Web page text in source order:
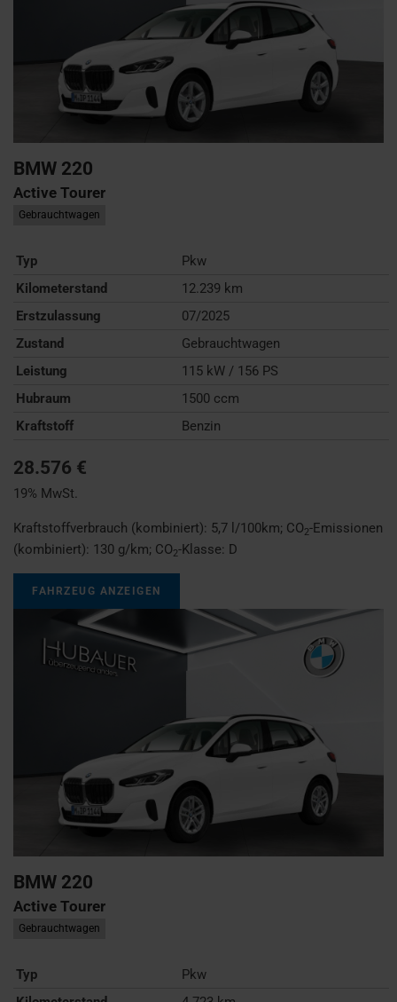
BMW 220
Active Tourer
Gebrauchtwagen
Typ
Pkw
Kilometerstand
12.239 km
Erstzulassung
07/2025
Zustand
Gebrauchtwagen
Leistung
115 kW / 156 PS
Hubraum
1500 ccm
Kraftstoff
Benzin
28.576 €
19% MwSt.
Kraftstoffverbrauch (kombiniert): 5,7 l/100km; CO2-Emissionen
(kombiniert): 130 g/km; CO2-Klasse: D
FAHRZEUG ANZEIGEN
BMW 220
Active Tourer
Gebrauchtwagen
Typ
Pkw